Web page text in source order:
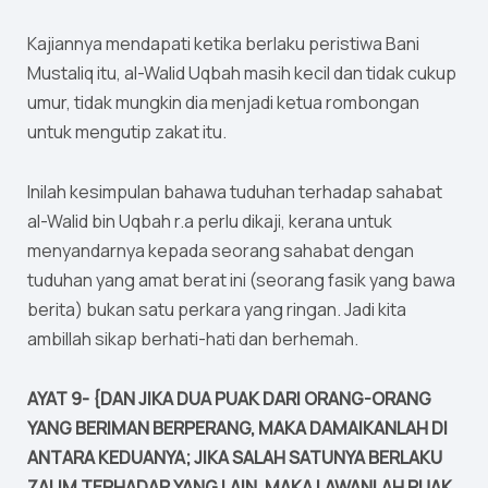
Kajiannya mendapati ketika berlaku peristiwa Bani
Mustaliq itu, al-Walid Uqbah masih kecil dan tidak cukup
umur, tidak mungkin dia menjadi ketua rombongan
untuk mengutip zakat itu.
Inilah kesimpulan bahawa tuduhan terhadap sahabat
al-Walid bin Uqbah r.a perlu dikaji, kerana untuk
menyandarnya kepada seorang sahabat dengan
tuduhan yang amat berat ini (seorang fasik yang bawa
berita) bukan satu perkara yang ringan. Jadi kita
ambillah sikap berhati-hati dan berhemah.
AYAT 9- {DAN JIKA DUA PUAK DARI ORANG-ORANG
YANG BERIMAN BERPERANG, MAKA DAMAIKANLAH DI
ANTARA KEDUANYA; JIKA SALAH SATUNYA BERLAKU